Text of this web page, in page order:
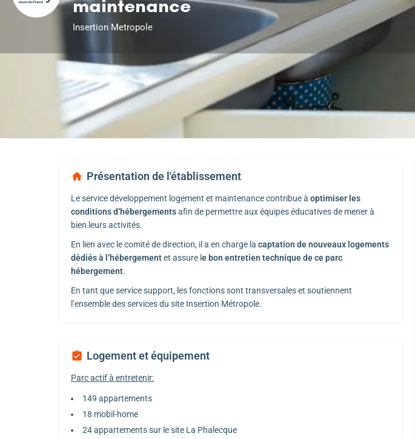
maintenance
Insertion Metropole
Présentation
Présentation de l'établissement
Le service développement logement et maintenance contribue à optimiser les
conditions d’hébergementsafin de permettre aux équipes éducatives de mener à
bien leurs activités.
En lien avec le comité de direction, il a en charge la captation de nouveaux logements
dédiés à l’hébergementet assure l e bon entretien technique de ce parc
hébergement.
En tant que service support, les fonctions sont transversales et soutiennent
l’ensemble des services du site Insertion Métropole.
Logement et équipement
Parc actif à entretenir:
149 appartements
18 mobil-home
24 appartements sur le site La Phalecque